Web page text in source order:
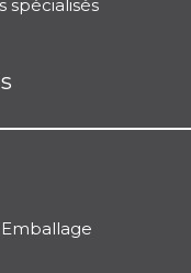
spécialisés